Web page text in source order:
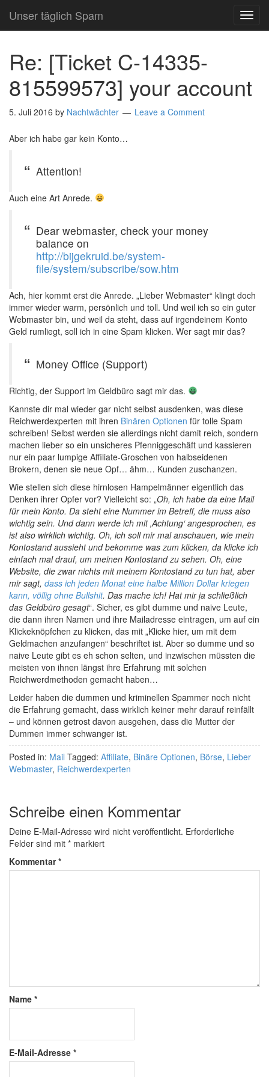
Unser täglich Spam
Re: [Ticket C-14335-
815599573] your account
5. Juli 2016 by Nachtwächter Leave a Comment
Aber ich habe gar kein Konto…
Attention!
Auch eine Art Anrede.
Dear webmaster, check your money
balance on
http://bijgekruid.be/system-
file/system/subscribe/sow.htm
Ach, hier kommt erst die Anrede. „Lieber Webmaster“ klingt doch
immer wieder warm, persönlich und toll. Und weil ich so ein guter
Webmaster bin, und weil da steht, dass auf irgendeinem Konto
Geld rumliegt, soll ich in eine Spam klicken. Wer sagt mir das?
Money Office (Support)
Richtig, der Support im Geldbüro sagt mir das.
Kannste dir mal wieder gar nicht selbst ausdenken, was diese
Reichwerdexperten mit ihren Binären Optionen für tolle Spam
schreiben! Selbst werden sie allerdings nicht damit reich, sondern
machen lieber so ein unsicheres Pfenniggeschäft und kassieren
nur ein paar lumpige Affiliate-Groschen von halbseidenen
Brokern, denen sie neue Opf… ähm… Kunden zuschanzen.
Wie stellen sich diese hirnlosen Hampelmänner eigentlich das
Denken ihrer Opfer vor? Vielleicht so: „Oh, ich habe da eine Mail
für mein Konto. Da steht eine Nummer im Betreff, die muss also
wichtig sein. Und dann werde ich mit ‚Achtung‘ angesprochen, es
ist also wirklich wichtig. Oh, ich soll mir mal anschauen, wie mein
Kontostand aussieht und bekomme was zum klicken, da klicke ich
einfach mal drauf, um meinen Kontostand zu sehen. Oh, eine
Website, die zwar nichts mit meinem Kontostand zu tun hat, aber
mir sagt, dass ich jeden Monat eine halbe Million Dollar kriegen
kann, völlig ohne Bullshit. Das mache ich! Hat mir ja schließlich
das Geldbüro gesagt“. Sicher, es gibt dumme und naive Leute,
die dann ihren Namen und ihre Mailadresse eintragen, um auf ein
Klickeknöpfchen zu klicken, das mit „Klicke hier, um mit dem
Geldmachen anzufangen“ beschriftet ist. Aber so dumme und so
naive Leute gibt es eh schon selten, und inzwischen müssten die
meisten von ihnen längst ihre Erfahrung mit solchen
Reichwerdmethoden gemacht haben…
Leider haben die dummen und kriminellen Spammer noch nicht
die Erfahrung gemacht, dass wirklich keiner mehr darauf reinfällt
– und können getrost davon ausgehen, dass die Mutter der
Dummen immer schwanger ist.
Posted in: Mail Tagged: Affiliate, Binäre Optionen, Börse, Lieber
Webmaster, Reichwerdexperten
Schreibe einen Kommentar
Deine E-Mail-Adresse wird nicht veröffentlicht. Erforderliche
Felder sind mit * markiert
Kommentar*
Name *
E-Mail-Adresse *